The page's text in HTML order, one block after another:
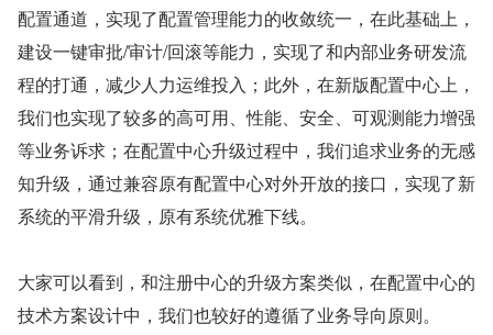
配置通道，实现了配置管理能力的收敛统一，在此基础上，
建设一键审批/审计/回滚等能力，实现了和内部业务研发流
程的打通，减少人力运维投入；此外，在新版配置中心上，
我们也实现了较多的高可用、性能、安全、可观测能力增强
等业务诉求；在配置中心升级过程中，我们追求业务的无感
知升级，通过兼容原有配置中心对外开放的接口，实现了新
系统的平滑升级，原有系统优雅下线。
大家可以看到，和注册中心的升级方案类似，在配置中心的
技术方案设计中，我们也较好的遵循了业务导向原则。